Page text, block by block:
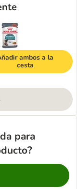
ambos a la
cesta
para